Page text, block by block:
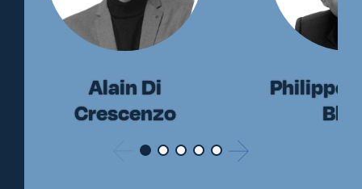
Alain Di
Crescenzo
Philippe